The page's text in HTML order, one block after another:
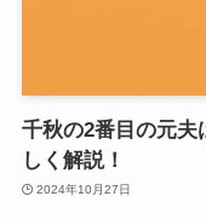
千秋の2番目の元夫
しく解説！
2024年10月27日